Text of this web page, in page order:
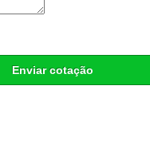
Enviar cotação